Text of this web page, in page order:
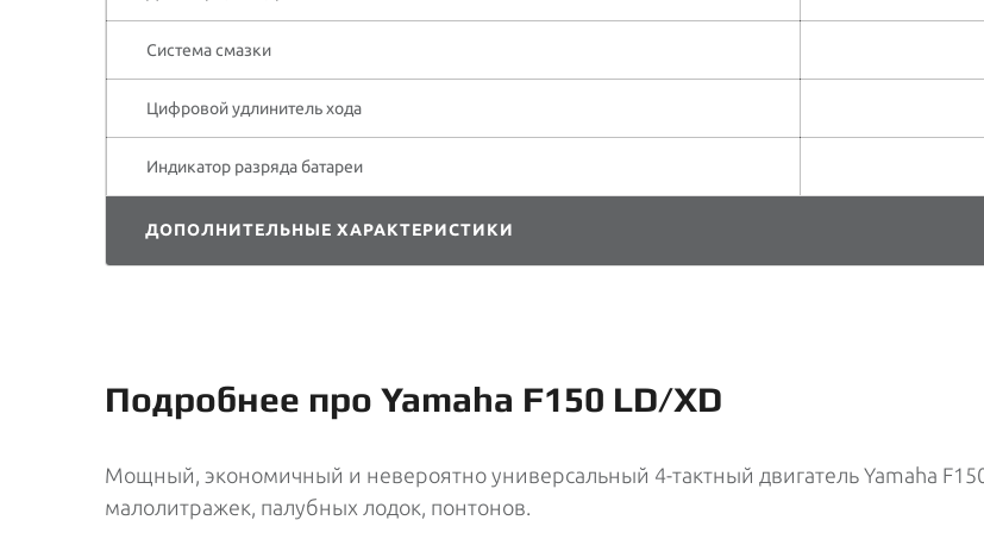
Система смазки
Цифровой удлинитель хода
Индикатор разряда батареи
ДОПОЛНИТЕЛЬНЫЕ ХАРАКТЕРИСТИКИ
Подробнее про Yamaha F150 LD/XD
Мощный, экономичный и невероятно универсальный 4-тактный двигатель Yamaha
малолитражек, палубных лодок, понтонов.